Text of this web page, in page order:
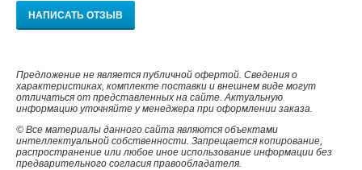
НАПИСАТЬ ОТЗЫВ
Предложение не является публичной офертой. Сведения о
характеристиках, комплекте поставки и внешнем виде могут
отличаться от представленных на сайте. Актуальную
информацию уточняйте у менеджера при оформлении заказа.
© Все материалы данного сайта являются объектами
интеллектуальной собственности. Запрещается копирование,
распространение или любое иное использование информации без
предварительного согласия правообладателя.